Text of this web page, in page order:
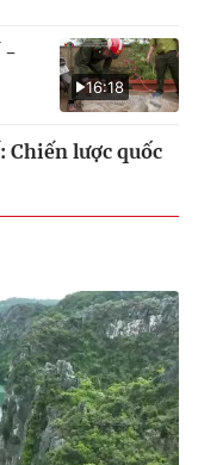
16:18
-
lược quốc